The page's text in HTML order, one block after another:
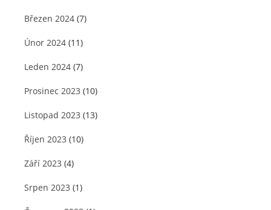
Březen 2024 (7)
Únor 2024 (11)
Leden 2024 (7)
Prosinec 2023 (10)
Listopad 2023 (13)
Říjen 2023 (10)
Září 2023 (4)
Srpen 2023 (1)